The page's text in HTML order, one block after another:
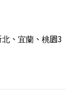
、宜蘭、桃園3